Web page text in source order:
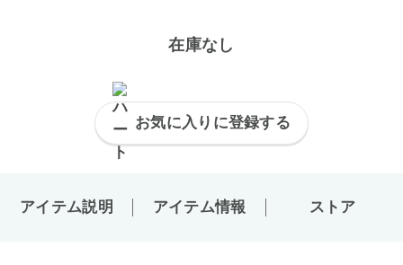
在庫なし
お気に入りに登録する
アイテム説明 アイテム情報 ストア